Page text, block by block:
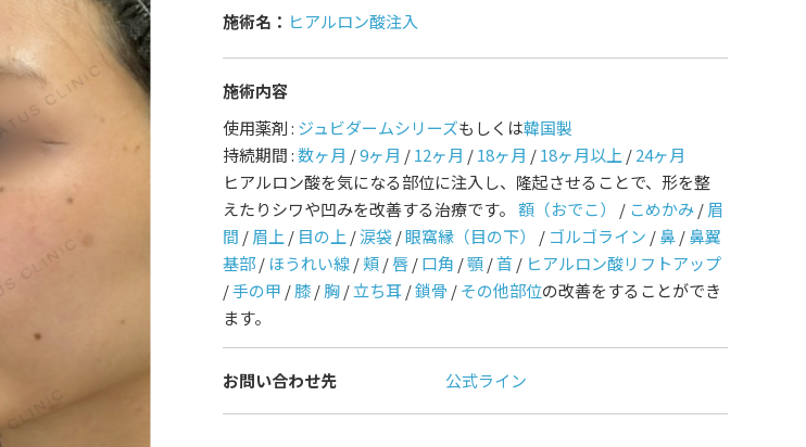
未成年の方へ
規約
施術名： ヒアルロン酸注入
施術内容
使用薬剤 : ジュビダームシリーズもしくは韓国製
持続期間 :数ヶ月 /9ヶ月 /12ヶ月 /18ヶ月 /18ヶ月以上 /24ヶ月
ヒアルロン酸を気になる部位に注入し、隆起させることで、形を整
えたりシワや凹みを改善する治療です。 額（おでこ） / こめかみ/眉
間 /眉上 / 目の上 /涙袋/眼窩縁（目の下） / ゴルゴライン /鼻/鼻翼
基部/ ほうれい線/頬/唇/口角 /顎/首/ ヒアルロン酸リフトアップ
/手の甲 /膝/胸/立ち耳/鎖骨 /その他部位の改善をすることができ
ます。
お問い合わせ先 公式ライン